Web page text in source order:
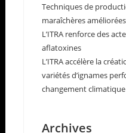
Techniques de
maraîchères
L’ITRA renforce des
aflatoxines
L’ITRA accélère la
variétés d’ignames
changement climatique
Archives